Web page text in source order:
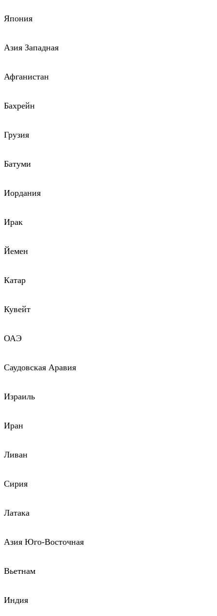
Япония
Азия Западная
Афганистан
Бахрейн
Грузия
Батуми
Иордания
Ирак
Йемен
Катар
Кувейт
ОАЭ
Саудовская Аравия
Израиль
Иран
Ливан
Сирия
Латака
Азия Юго-Восточная
Вьетнам
Индия